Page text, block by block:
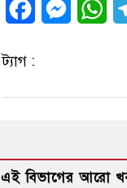
Facebook
ট্যাগ :
এই বিভাগের আরো